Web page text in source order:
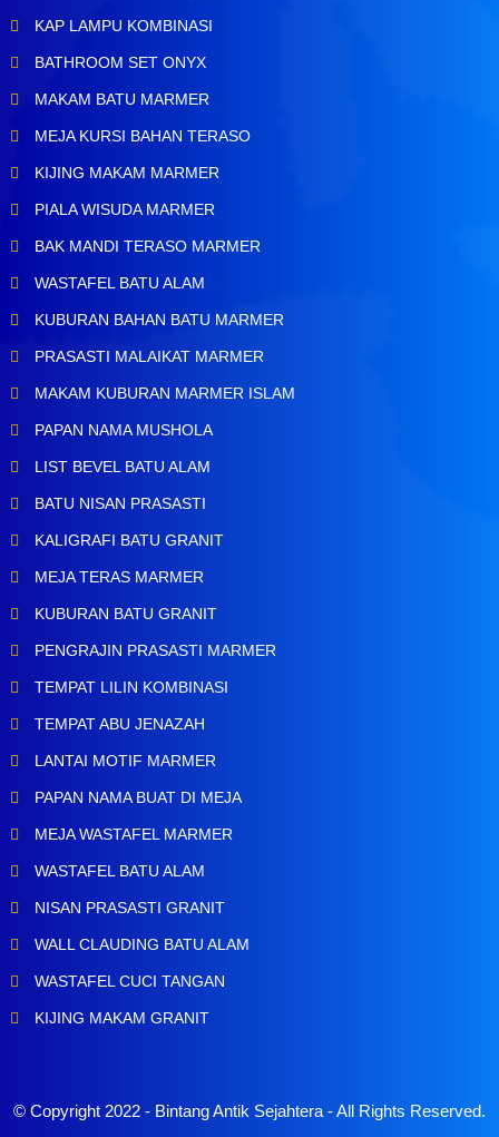
KAP LAMPU KOMBINASI
BATHROOM SET ONYX
MAKAM BATU MARMER
MEJA KURSI BAHAN TERASO
KIJING MAKAM MARMER
PIALA WISUDA MARMER
BAK MANDI TERASO MARMER
WASTAFEL BATU ALAM
KUBURAN BAHAN BATU MARMER
PRASASTI MALAIKAT MARMER
MAKAM KUBURAN MARMER ISLAM
PAPAN NAMA MUSHOLA
LIST BEVEL BATU ALAM
BATU NISAN PRASASTI
KALIGRAFI BATU GRANIT
MEJA TERAS MARMER
KUBURAN BATU GRANIT
PENGRAJIN PRASASTI MARMER
TEMPAT LILIN KOMBINASI
TEMPAT ABU JENAZAH
LANTAI MOTIF MARMER
PAPAN NAMA BUAT DI MEJA
MEJA WASTAFEL MARMER
WASTAFEL BATU ALAM
NISAN PRASASTI GRANIT
WALL CLAUDING BATU ALAM
WASTAFEL CUCI TANGAN
KIJING MAKAM GRANIT
© Copyright 2022 - Bintang Antik Sejahtera- All Rights Reserved.